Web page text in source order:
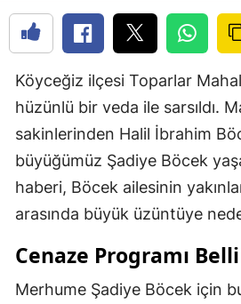
Köyceğiz ilçesi Toparlar
hüzünlü bir veda ile sarsıldı.
sakinlerinden Halil İbrahim
büyüğümüz Şadiye Böcek
haberi, Böcek ailesinin
arasında büyük üzüntüye
Cenaze Programı
Merhume Şadiye Böcek için